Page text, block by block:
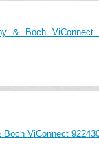
& Boch ViConnect
ViConnect